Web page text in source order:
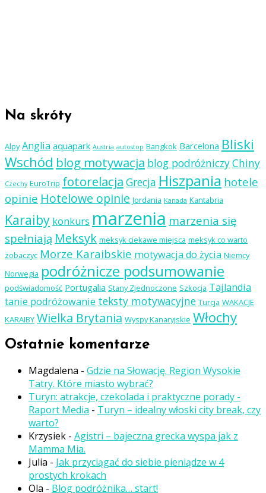
Na skróty
Alpy Anglia aquapark Austria autostop Bangkok Barcelona Bliski
Wschód blog motywacja blog podróżniczyChiny
Czechy EuroTrip fotorelacja Grecja Hiszpania hotele
opinie Hotelowe opinie Jordania Kanada Kantabria
Karaiby konkurs marzenia marzenia się
spełniają Meksyk meksyk ciekawe miejsca meksyk co warto
zobaczyc Morze Karaibskie motywacja do życia Niemcy
Norwegia podróżnicze podsumowanie
podświadomość Portugalia Stany Zjednoczone Szkocja Tajlandia
tanie podróżowanie teksty motywacyjne Turcja WAKACJE
KARAIBY Wielka Brytania Wyspy Kanaryjskie Włochy
Ostatnie komentarze
Magdalena - Gdzie na Słowację. Region Wysokie
Tatry. Które miasto wybrać?
Turyn: atrakcje, czekolada i praktyczne porady -
Raport Media - Turyn – idealny włoski city break, czy
warto?
Krzysiek - Agistri – bajeczna grecka wyspa jak z
Mamma Mia.
Julia - Jak przyciągać do siebie pieniądze w 4
prostych krokach
Ola - Blog podróżnika… start!